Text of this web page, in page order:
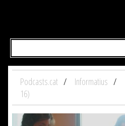
Podcasts.cat Informatius
16)